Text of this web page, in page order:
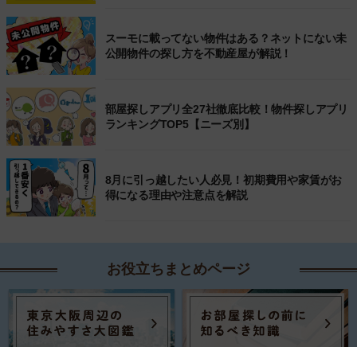
スーモに載ってない物件はある？ネットにない未
公開物件の探し方を不動産屋が解説！
部屋探しアプリ全27社徹底比較！物件探しアプリ
ランキングTOP5【ニーズ別】
8月に引っ越したい人必見！初期費用や家賃がお
得になる理由や注意点を解説
お役立ちまとめページ